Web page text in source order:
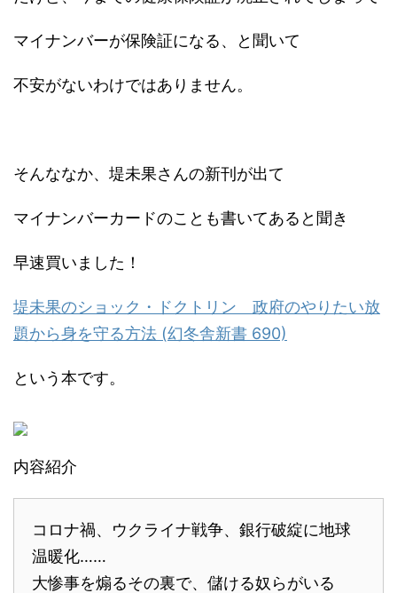
マイナンバーが保険証になる、と聞いて
不安がないわけではありません。
そんななか、堤未果さんの新刊が出て
マイナンバーカードのことも書いてあると聞き
早速買いました！
堤未果のショック・ドクトリン 政府のやりたい放
題から身を守る方法 (幻冬舎新書 690)
という本です。
内容紹介
コロナ禍、ウクライナ戦争、銀行破綻に地球
温暖化……
大惨事を煽るその裏で、儲ける奴らがいる